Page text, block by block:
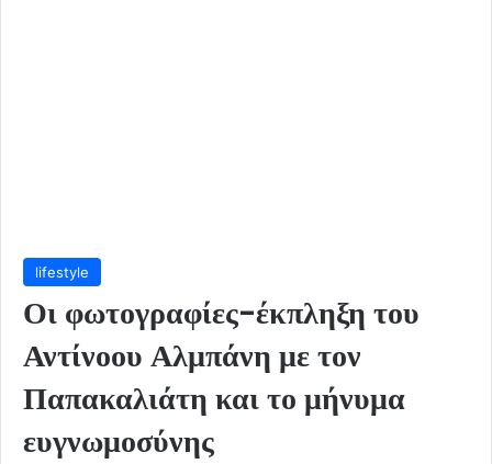
lifestyle
Οι φωτογραφίες-έκπληξη του
Αντίνοου Αλμπάνη με τον
Παπακαλιάτη και το μήνυμα
ευγνωμοσύνης